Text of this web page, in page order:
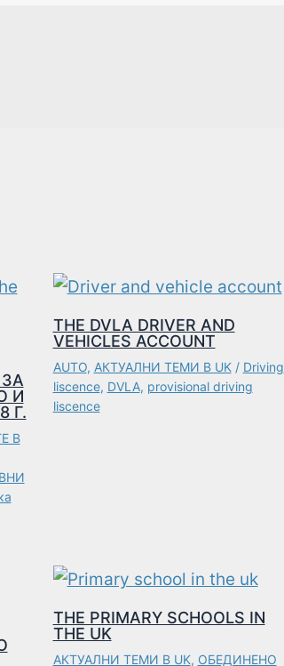
И
Г.
В
THE DVLA DRIVER AND
VEHICLES ACCOUNT
AUTO, АКТУАЛНИ ТЕМИ В UK/ Driving
liscence, DVLA, provisional driving
liscence
THE PRIMARY SCHOOLS IN
THE UK
АКТУАЛНИ ТЕМИ В UK, ОБЕДИНЕНО